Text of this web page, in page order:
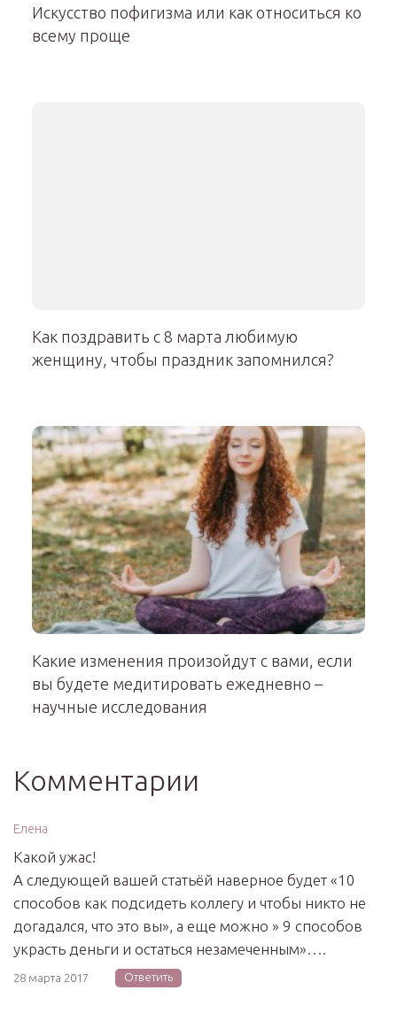
Искусство пофигизма или как относиться ко
всему проще
Как поздравить с 8 марта любимую
женщину, чтобы праздник запомнился?
Какие изменения произойдут с вами, если
вы будете медитировать ежедневно –
научные исследования
Комментарии
Елена
Какой ужас!
А следующей вашей статьёй наверное будет «10
способов как подсидеть коллегу и чтобы никто не
догадался, что это вы», а еще можно » 9 способов
украсть деньги и остаться незамеченным»….
28 марта 2017 Ответить